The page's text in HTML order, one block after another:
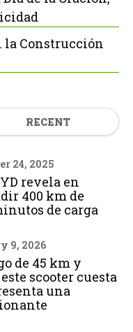
la Construcción
RECENT
24, 2025
revela en
400 km de
de carga
9, 2026
de 45 km y
scooter cuesta
una